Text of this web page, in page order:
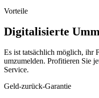
Vorteile
Digitalisierte
Es ist tatsächlich möglich, ihr
umzumelden. Profitieren Sie
Service.
Geld-zurück-Garantie